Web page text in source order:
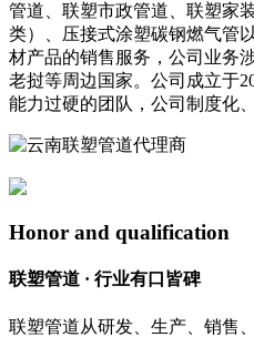
管道、联塑市政管道、联塑家
类）、压接式涂塑碳钢燃气管
材产品的销售服务，公司业务
老挝等周边国家。公司成立于
能力过硬的团队，公司制度化
Honor and qualification
联塑管道 · 行业有口皆碑
联塑管道从研发、生产、销